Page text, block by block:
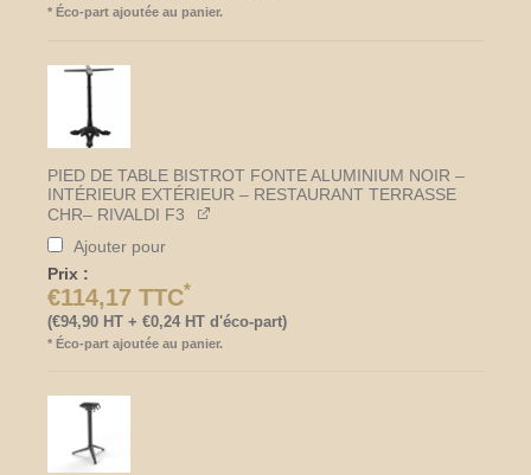
* Éco-part ajoutée au panier.
PIED DE TABLE BISTROT FONTE ALUMINIUM NOIR –
INTÉRIEUR EXTÉRIEUR – RESTAURANT TERRASSE
CHR– RIVALDI F3
Ajouter pour
Prix :
€114,17 TTC*
(€94,90 HT + €0,24 HT d'éco-part)
* Éco-part ajoutée au panier.